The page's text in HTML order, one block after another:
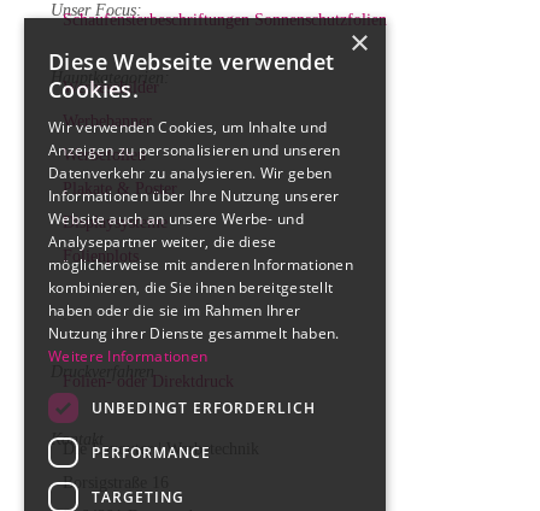
Unser Focus:
Schaufensterbeschriftungen Sonnenschutzfolien
Hauptkategorien:
Werbeschilder
Werbebanner
Werbefolien
Plakate & Poster
Displaysysteme
Folienplots
.
Druckverfahren
Folien- oder Direktdruck
Kontakt
Die Layouter | Werbetechnik
Borsigstraße 16
×
Diese Webseite verwendet
Cookies.
Wir verwenden Cookies, um Inhalte und
Anzeigen zu personalisieren und unseren
Datenverkehr zu analysieren. Wir geben
Informationen über Ihre Nutzung unserer
Website auch an unsere Werbe- und
Analysepartner weiter, die diese
möglicherweise mit anderen Informationen
kombinieren, die Sie ihnen bereitgestellt
haben oder die sie im Rahmen Ihrer
Nutzung ihrer Dienste gesammelt haben.
Weitere Informationen
UNBEDINGT ERFORDERLICH
PERFORMANCE
TARGETING